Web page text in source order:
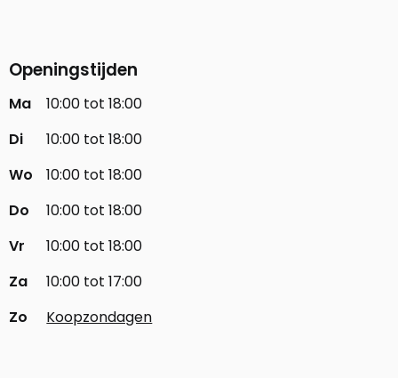
Openingstijden
Ma
10:00 tot 18:00
Di
10:00 tot 18:00
Wo
10:00 tot 18:00
Do
10:00 tot 18:00
Vr
10:00 tot 18:00
Za
10:00 tot 17:00
Zo
Koopzondagen